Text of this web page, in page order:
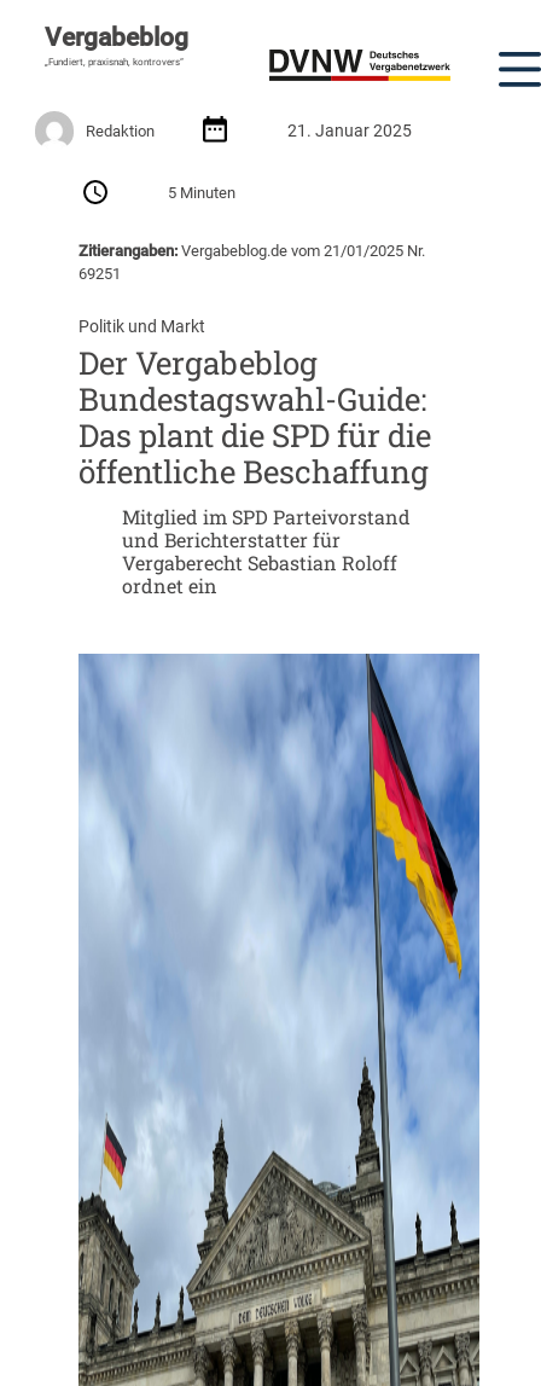
Vergabeblog
„Fundiert, praxisnah, kontrovers“
Redaktion 21. Januar 2025
5 Minuten
Zitierangaben:Vergabeblog.de vom 21/01/2025 Nr.
69251
Politik und Markt
Der Vergabeblog
Bundestagswahl-Guide:
Das plant die SPD für die
öffentliche Beschaffung
Mitglied im SPD Parteivorstand
und Berichterstatter für
Vergaberecht Sebastian Roloff
ordnet ein